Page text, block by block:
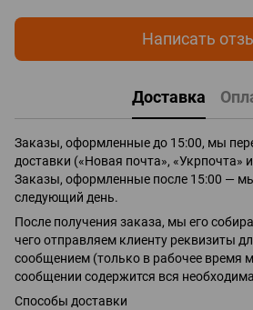
Написать
Доставка
Заказы, оформленные до 15:00, мы
доставки («Новая почта», «Укрпочта»
Заказы, оформленные после 15:00 —
следующий день.
После получения заказа, мы его
чего отправляем клиенту реквизиты
сообщением (только в рабочее время
сообщении содержится вся
Способы доставки